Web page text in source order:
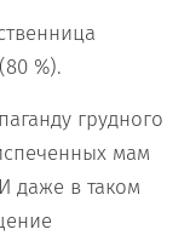
%).
грудного
мам
даже в таком